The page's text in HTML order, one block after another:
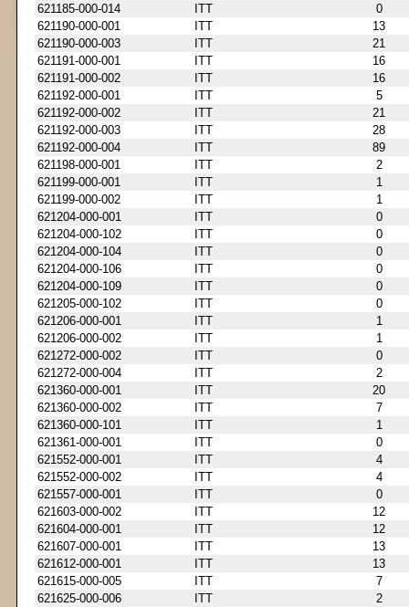
621185-000-014
ITT
0
621190-000-001
ITT
13
621190-000-003
ITT
21
621191-000-001
ITT
16
621191-000-002
ITT
16
621192-000-001
ITT
5
621192-000-002
ITT
21
621192-000-003
ITT
28
621192-000-004
ITT
89
621198-000-001
ITT
2
621199-000-001
ITT
1
621199-000-002
ITT
1
621204-000-001
ITT
0
621204-000-102
ITT
0
621204-000-104
ITT
0
621204-000-106
ITT
0
621204-000-109
ITT
0
621205-000-102
ITT
0
621206-000-001
ITT
1
621206-000-002
ITT
1
621272-000-002
ITT
0
621272-000-004
ITT
2
621360-000-001
ITT
20
621360-000-002
ITT
7
621360-000-101
ITT
1
621361-000-001
ITT
0
621552-000-001
ITT
4
621552-000-002
ITT
4
621557-000-001
ITT
0
621603-000-002
ITT
12
621604-000-001
ITT
12
621607-000-001
ITT
13
621612-000-001
ITT
13
621615-000-005
ITT
7
621625-000-006
ITT
2